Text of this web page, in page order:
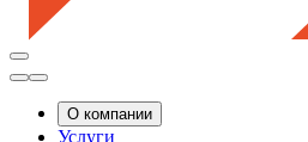
О компании
Услуги